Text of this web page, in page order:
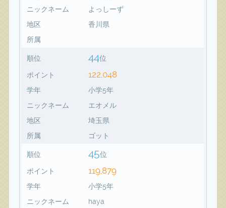
ニックネーム
よっしーず
地区
香川県
所属
順位 44位
ポイント 122,048
学年
小学5年
ニックネーム
エオメル
地区
埼玉県
所属
ゴット
順位 45位
ポイント 119,879
学年
小学5年
ニックネーム
haya